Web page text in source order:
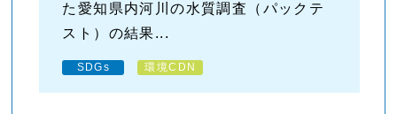
た愛知県内河川の水質調査（パックテ
スト）の結果...
SDGs 環境CDN